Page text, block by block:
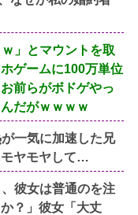
」とマウントを取
ゲームに100万単位
前らがボドゲやっ
だがｗｗｗｗ
一気に加速した兄
モヤモヤして…
彼女は普通のを注
？」彼女「大丈